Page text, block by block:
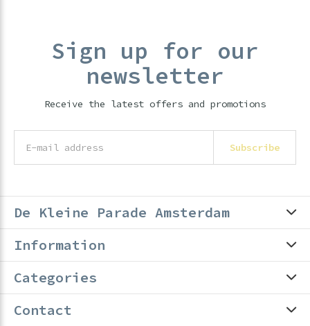
Sign up for our
newsletter
Receive the latest offers and promotions
Subscribe
De Kleine Parade Amsterdam
Information
Categories
Contact